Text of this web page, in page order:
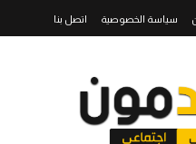
سياسة الخصوصية اتصل بنا